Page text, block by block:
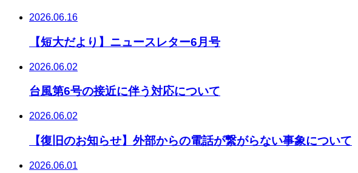
2026.06.16
【短大だより】ニュースレター6月号
2026.06.02
台風第6号の接近に伴う対応について
2026.06.02
【復旧のお知らせ】外部からの電話が繋がらない事象について
2026.06.01